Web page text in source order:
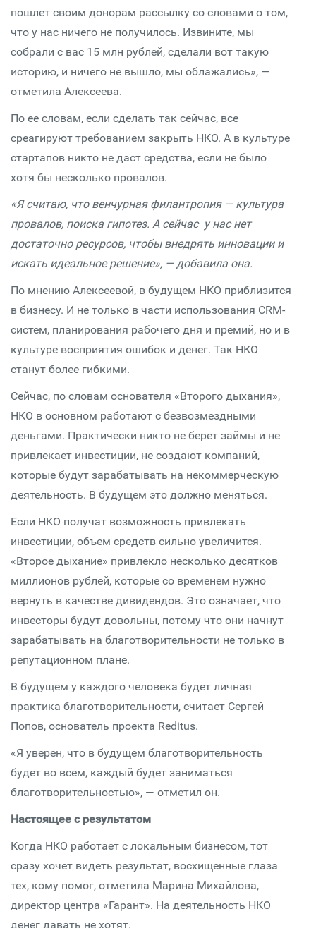
пошлет своим донорам рассылку со словами о том,
что у нас ничего не получилось. Извините, мы
собрали с вас 15 млн рублей, сделали вот такую
историю, и ничего не вышло, мы облажались», —
отметила Алексеева.
По ее словам, если сделать так сейчас, все
среагируют требованием закрыть НКО. А в культуре
стартапов никто не даст средства, если не было
хотя бы несколько провалов.
«Я считаю, что венчурная филантропия — культура
провалов, поиска гипотез. А сейчас у нас нет
достаточно ресурсов, чтобы внедрять инновации и
искать идеальное решение», — добавила она.
По мнению Алексеевой, в будущем НКО приблизится
в бизнесу. И не только в части использования CRM-
систем, планирования рабочего дня и премий, но и в
культуре восприятия ошибок и денег. Так НКО
станут более гибкими.
Сейчас, по словам основателя «Второго дыхания»,
НКО в основном работают с безвозмездными
деньгами. Практически никто не берет займы и не
привлекает инвестиции, не создают компаний,
которые будут зарабатывать на некоммерческую
деятельность. В будущем это должно меняться.
Если НКО получат возможность привлекать
инвестиции, объем средств сильно увеличится.
«Второе дыхание» привлекло несколько десятков
миллионов рублей, которые со временем нужно
вернуть в качестве дивидендов. Это означает, что
инвесторы будут довольны, потому что они начнут
зарабатывать на благотворительности не только в
репутационном плане.
В будущем у каждого человека будет личная
практика благотворительности, считает Сергей
Попов, основатель проекта Reditus.
«Я уверен, что в будущем благотворительность
будет во всем, каждый будет заниматься
благотворительностью», — отметил он.
Настоящее с результатом
Когда НКО работает с локальным бизнесом, тот
сразу хочет видеть результат, восхищенные глаза
тех, кому помог, отметила Марина Михайлова,
директор центра «Гарант». На деятельность НКО
денег давать не хотят.